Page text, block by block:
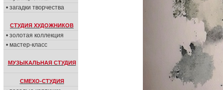
• загадки творчества
СТУДИЯ ХУДОЖНИКОВ
• золотая коллекция
• мастер-класс
МУЗЫКАЛЬНАЯ СТУДИЯ
СМЕХО-СТУДИЯ